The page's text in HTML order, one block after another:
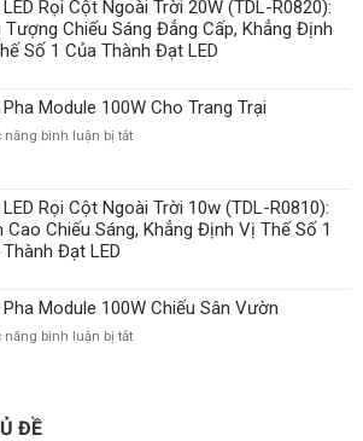
100W
Cho
Nhà
Rọi Cột Ngoài Trời 20W (TDL-R0820):
Tượng Chiếu Sáng Đẳng Cấp, Khẳng Định
Số 1 Của Thành Đạt LED
Module 100W Cho Trang Trại
năng bình luận bị tắtở
Module
100W
Cho
Rọi Cột Ngoài Trời 10w (TDL-R0810):
Cao Chiếu Sáng, Khẳng Định Vị Thế Số 1
Đạt LED
Module 100W Chiếu Sân Vườn
năng bình luận bị tắtở
ĐỀ